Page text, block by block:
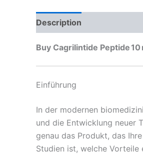
Description
Buy Cagrilintide Peptide
Einführung
In der modernen
und die Entwicklung neuer
genau das Produkt, das
Studien ist, welche Vorteile